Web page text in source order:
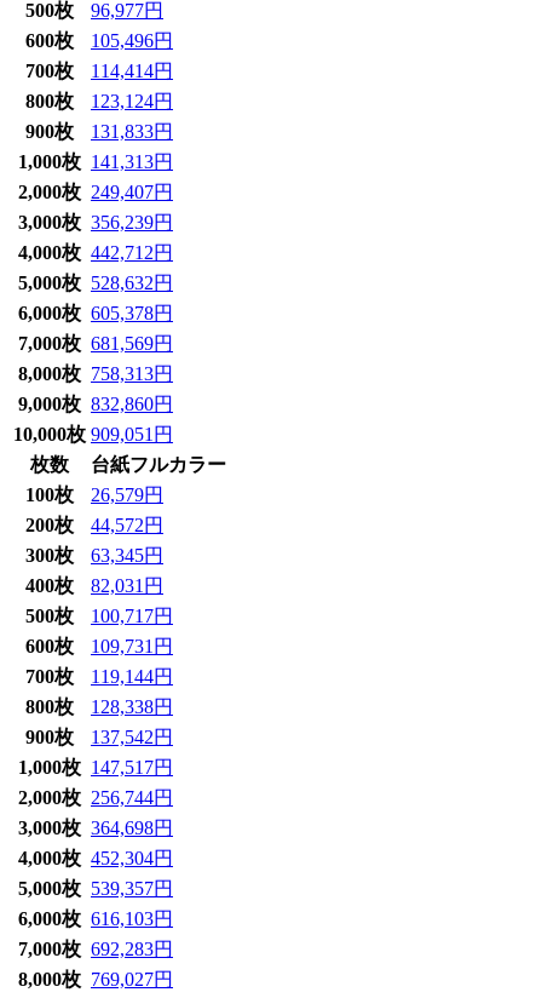
500枚
96,977円
600枚
105,496円
700枚
114,414円
800枚
123,124円
900枚
131,833円
1,000枚 141,313円
2,000枚 249,407円
3,000枚 356,239円
4,000枚 442,712円
5,000枚 528,632円
6,000枚 605,378円
7,000枚 681,569円
8,000枚 758,313円
9,000枚 832,860円
10,000枚 909,051円
枚数
台紙フルカラー
100枚
26,579円
200枚
44,572円
300枚
63,345円
400枚
82,031円
500枚
100,717円
600枚
109,731円
700枚
119,144円
800枚
128,338円
900枚
137,542円
1,000枚 147,517円
2,000枚 256,744円
3,000枚 364,698円
4,000枚 452,304円
5,000枚 539,357円
6,000枚 616,103円
7,000枚 692,283円
8,000枚 769,027円